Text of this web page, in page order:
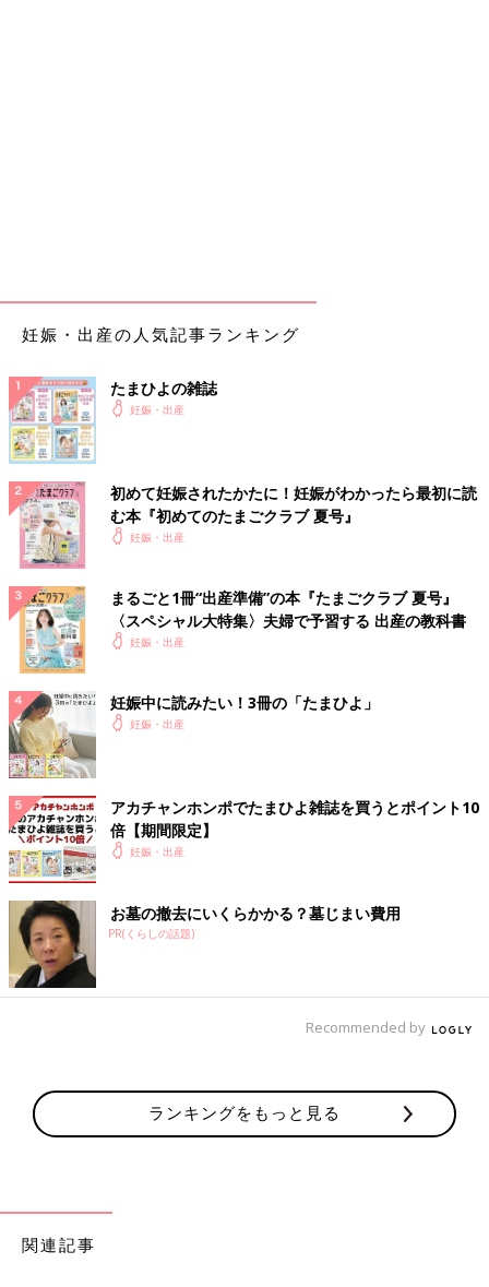
2*****さん
2人旅！で7ヶ月ごろに温泉旅行行こうて話してますよ😊✌️
そうなんですね！ 仲間がいて嬉しいです☺️ 温泉旅行♨️い
いですね🥹💕
め*****さん
こんにちは！ 私は来週新婚旅行の予定を立てています。 最
初は海外でしたが、妊娠を期に路線変更し、近場での国内旅
行にしました☺️ 車で2時間半のところで、温泉と紅葉巡りの
予定です🎵 ほぼつわりがないままきてしまったので、大丈
夫かと思いますが、一応病院などは調べていこうと思ってい
ます。 両親には旅行後に妊娠報告予定です😌(止められる可
能性しかないし。笑)
🐕*****さん
コメントありがとうございます💕 新婚旅行なんですね💒✨
素敵ですね🥰 病院🏥私も調べてみます🤔 旅行楽しんでき
てくださいね☺️♨️🍁
ハ*****さん
義実家とのお付き合いで、私は4ヶ月なのに旅行へ行きまし
あとは、母子手帳と保険証を忘れずに持って行くと良いと思
います！
妊娠・出産の人気記事ランキング
たまひよの雑誌
妊娠・出産
初めて妊娠されたかたに！妊娠がわかったら最初に読
む本『初めてのたまごクラブ 夏号』
妊娠・出産
まるごと1冊“出産準備”の本『たまごクラブ 夏号』
〈スペシャル大特集〉夫婦で予習する 出産の教科書
妊娠・出産
妊娠中に読みたい！3冊の「たまひよ」
妊娠・出産
アカチャンホンポでたまひよ雑誌を買うとポイント10
倍【期間限定】
妊娠・出産
お墓の撤去にいくらかかる？墓じまい費用
PR(くらしの話題)
Recommended by
ランキングをもっと見る
関連記事